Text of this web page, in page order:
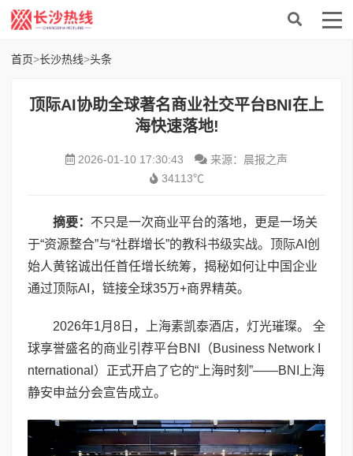
首页>长沙热线>头条
顶际AI协助全球著名商业社交平台BNI在上
海快速落地!
2026-01-10 17:30:43
来源：晨报之声
34113℃
摘要： 不只是一次商业平台的落地，更是一场关
于“资源整合”与“社群增长”的教科书级实战。顶际AI创
始人黄铭诚出任首任增长统筹，揭秘如何让中国企业
通过顶际AI，链接全球35万+商界精英。
2026年1月8日，上海素凯泰酒店，灯光璀璨。 全
球享誉盛名的商业引荐平台BNI（Business Network I
nternational）正式开启了它的“上海时刻”——BNI上海
静安申益分会宣告成立。